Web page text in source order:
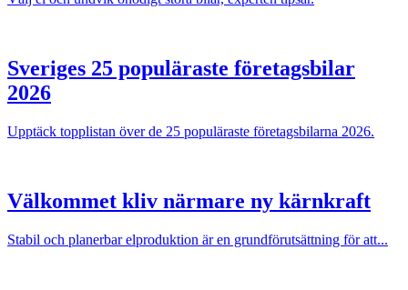
Sveriges 25 populäraste företagsbilar
2026
Upptäck topplistan över de 25 populäraste företagsbilarna 2026.
Välkommet kliv närmare ny kärnkraft
Stabil och planerbar elproduktion är en grundförutsättning för att...